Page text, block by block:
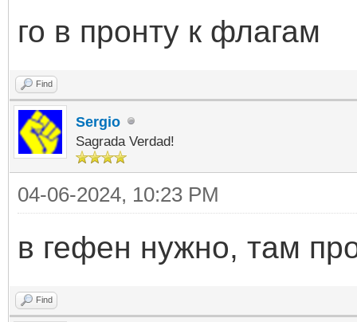
го в пронту к флагам
Find
Sergio
Sagrada Verdad!
04-06-2024, 10:23 PM
в гефен нужно, там
Find